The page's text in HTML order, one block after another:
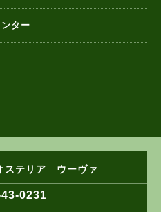
ター
ステリア ウーヴァ
0231